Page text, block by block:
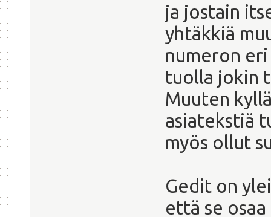
ja jostain
yhtäkkiä
numeron
tuolla jokin
Muuten
asiatekstiä
myös ollut
Gedit on
että se